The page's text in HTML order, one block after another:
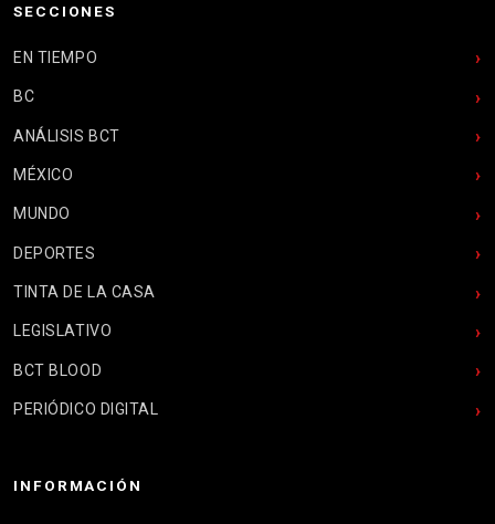
SECCIONES
EN TIEMPO
BC
ANÁLISIS BCT
MÉXICO
MUNDO
DEPORTES
TINTA DE LA CASA
LEGISLATIVO
BCT BLOOD
PERIÓDICO DIGITAL
INFORMACIÓN